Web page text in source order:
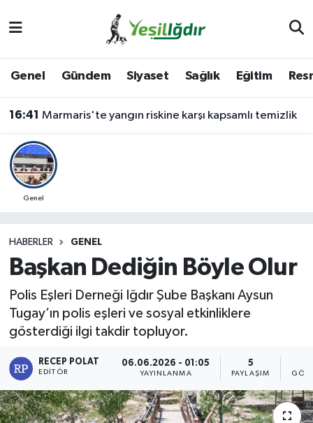
Genel Gündem Siyaset Sağlık Eğitim
16:41 Marmaris'te yangın riskine karşı kapsamlı temizlik
Genel
HABERLER GENEL
Başkan Dediğin Böyle Olur
Polis Eşleri Derneği Iğdır Şube Başkanı Aysun
Tugay’ın polis eşleri ve sosyal etkinliklere
gösterdiği ilgi takdir topluyor.
RECEP POLAT
EDITÖR
06.06.2026 - 01:05
YAYINLANMA
5
PAYLAŞIM
İğdir Namaz Vakitleri
Iğdır Trafik Yoğunluk Haritası
Süper Lig Puan Durumu ve Fikstür
Son Dakika Haberleri
Haber Arşivi